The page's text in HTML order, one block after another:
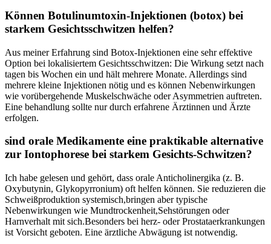
Können Botulinumtoxin‑Injektionen (botox) bei
starkem Gesichtsschwitzen helfen?
Aus‌ meiner Erfahrung sind‍ Botox‑Injektionen eine sehr‌ effektive
Option bei lokalisiertem Gesichtsschwitzen:‍ Die⁣ Wirkung setzt nach
tagen bis Wochen ein‍ und hält mehrere‌ Monate. Allerdings sind‌
mehrere ⁢kleine⁤ Injektionen nötig und⁣ es können⁢ Nebenwirkungen⁢
wie vorübergehende Muskelschwäche oder ​Asymmetrien auftreten.⁤
Eine⁢ behandlung sollte nur durch erfahrene Ärztinnen​ und‌ Ärzte
erfolgen.
sind orale ‍Medikamente eine praktikable ‌alternative
zur‍ Iontophorese bei ‌starkem Gesichts‑Schwitzen?
Ich habe gelesen und ⁣gehört, dass orale ‌Anticholinergika⁣ (z. B.
Oxybutynin, ⁤Glykopyrronium) oft ⁤helfen können. Sie reduzieren​ die⁣
Schweißproduktion systemisch,bringen aber typische
Nebenwirkungen ⁢wie Mundtrockenheit,Sehstörungen oder
Harnverhalt ‍mit sich.Besonders⁣ bei herz‑‍ oder​ Prostataerkrankungen
ist‌ Vorsicht geboten.‌ Eine ärztliche⁢ Abwägung ist notwendig.